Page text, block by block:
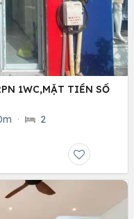
1WC,MẶT TIỀN SỐ
· 2